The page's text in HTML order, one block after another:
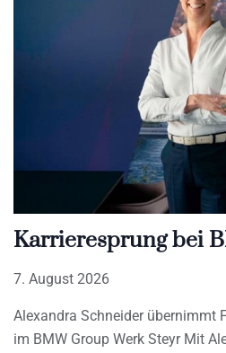
Karrieresprung bei
7. August 2026
Alexandra Schneider übernimmt
im BMW Group Werk Steyr Mit